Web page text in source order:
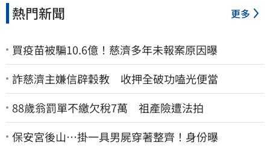
熱門新聞 更多
買疫苗被騙10.6億！慈濟多年未報案原因曝
詐慈濟主嫌信辟穀教 收押全破功嗑光便當
88歲翁罰單不繳欠稅7萬 祖產險遭法拍
保安宮後山…掛一具男屍穿著整齊！身份曝